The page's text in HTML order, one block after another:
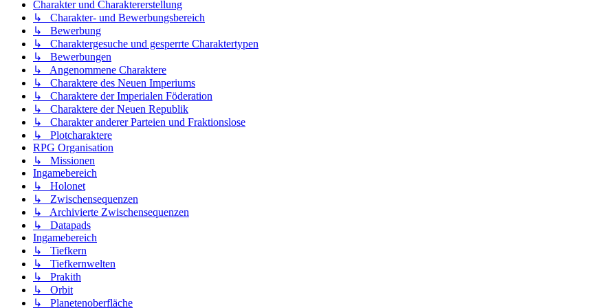
Charakter und Charaktererstellung
↳ Charakter- und Bewerbungsbereich
↳ Bewerbung
↳ Charaktergesuche und gesperrte Charaktertypen
↳ Bewerbungen
↳ Angenommene Charaktere
↳ Charaktere des Neuen Imperiums
↳ Charaktere der Imperialen Föderation
↳ Charaktere der Neuen Republik
↳ Charakter anderer Parteien und Fraktionslose
↳ Plotcharaktere
RPG Organisation
↳ Missionen
Ingamebereich
↳ Holonet
↳ Zwischensequenzen
↳ Archivierte Zwischensequenzen
↳ Datapads
Ingamebereich
↳ Tiefkern
↳ Tiefkernwelten
↳ Prakith
↳ Orbit
↳ Planetenoberfläche